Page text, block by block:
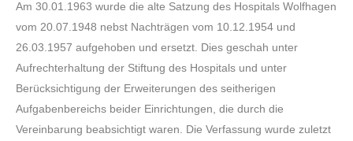
Am 30.01.1963 wurde die alte Satzung des Hospitals Wolfhagen
vom 20.07.1948 nebst Nachträgen vom 10.12.1954 und
26.03.1957 aufgehoben und ersetzt. Dies geschah unter
Aufrechterhaltung der Stiftung des Hospitals und unter
Berücksichtigung der Erweiterungen des seitherigen
Aufgabenbereichs beider Einrichtungen, die durch die
Vereinbarung beabsichtigt waren. Die Verfassung wurde zuletzt